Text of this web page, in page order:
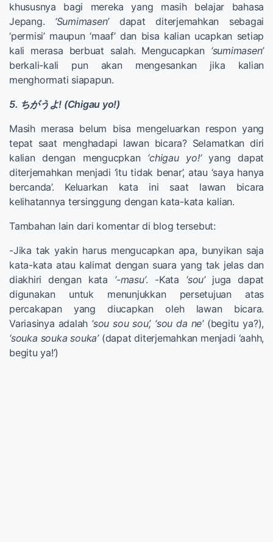
khususnya bagi mereka yang masih belajar bahasa
Jepang. ‘Sumimasen’dapat diterjemahkan sebagai
‘permisi’ maupun ‘maaf’ dan bisa kalian ucapkan setiap
kali merasa berbuat salah. Mengucapkan ‘sumimasen’
berkali-kali pun akan mengesankan jika kalian
menghormati siapapun.
5. ちがうよ! (Chigau yo!)
Masih merasa belum bisa mengeluarkan respon yang
tepat saat menghadapi lawan bicara? Selamatkan diri
kalian dengan mengucpkan ‘chigau yo!’yang dapat
diterjemahkan menjadi ‘itu tidak benar’, atau ‘saya hanya
bercanda’. Keluarkan kata ini saat lawan bicara
kelihatannya tersinggung dengan kata-kata kalian.
Tambahan lain dari komentar di blog tersebut:
-Jika tak yakin harus mengucapkan apa, bunyikan saja
kata-kata atau kalimat dengan suara yang tak jelas dan
diakhiri dengan kata ‘-masu’. -Kata ‘sou’juga dapat
digunakan untuk menunjukkan persetujuan atas
percakapan yang diucapkan oleh lawan bicara.
Variasinya adalah ‘sou sou sou’, ‘sou da ne’(begitu ya?),
‘souka souka souka’(dapat diterjemahkan menjadi ‘aahh,
begitu ya!’)